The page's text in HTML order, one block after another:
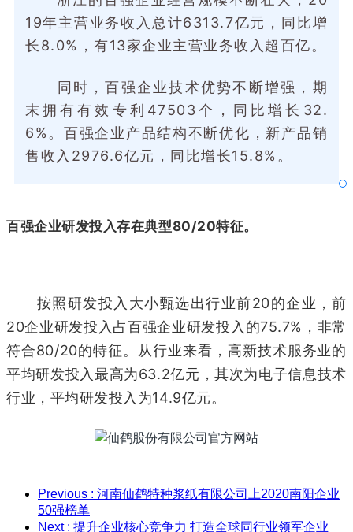
19年主营业务收入总计6313.7亿元，同比增
长8.0%，有13家企业主营业务收入超百亿。
同时，百强企业技术优势不断增强，期
末拥有有效专利47503个，同比增长32.
6%。百强企业产品结构不断优化，新产品销
售收入2976.6亿元，同比增长15.8%。
百强企业研发投入存在典型80/20特征。
按照研发投入大小甄选出行业前20的企业，前
20企业研发投入占百强企业研发投入的75.7%，非常
符合80/20的特征。从行业来看，高新技术服务业的
平均研发投入最高为63.2亿元，其次为电子信息技术
行业，平均研发投入为14.9亿元。
Previous : 河南仙鹤特种浆纸有限公司上2020南阳企业
50强榜单
Next : 提升企业核心竞争力 打造全球同行业领军企业